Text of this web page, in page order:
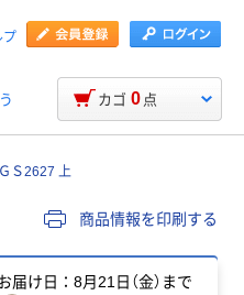
プ
カゴ 0 点
Ｓ2627 上
商品情報を印刷する
届け日：8月21日（金）まで